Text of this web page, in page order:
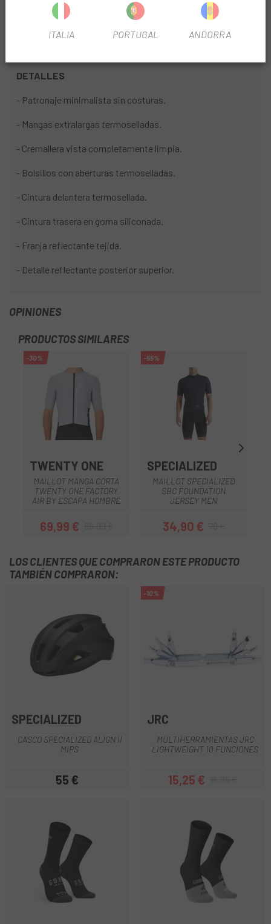
prestaciones necesarias para superar tus propios límites.
Perfecta para quienes buscan combinar alto rendimiento,
DETALLES
- Patronaje minimalista sin costuras.
- Mangas extralargas termoselladas.
- Cremallera vista completamente limpia.
- Bolsillos con aberturas termoselladas.
- Cintura delantera termosellada.
- Cintura trasera en goma siliconada.
- Franja reflectante tejida.
- Detalle reflectante posterior superior.
OPINIONES
PRODUCTOS SIMILARES
-30%
TWENTY ONE
MAILLOT MANGA CORTA
TWENTY ONE FACTORY
AIR BY ESCAPA HOMBRE
Precio
69,99 €Precio regular
-55%
SPECIALIZED
MAILLOT SPECIALIZED
SBC FOUNDATION
JERSEY MEN
Precio
34,90 €Precio regular
LOS CLIENTES QUE COMPRARON ESTE PRODUCTO
TAMBIÉN COMPRARON:
SPECIALIZED
CASCO SPECIALIZED ALIGN II
MIPS
Precio
55 €
-10%
JRC
MULTIHERRAMIENTAS JRC
LIGHTWEIGHT 10 FUNCIONES
Precio
15,25 €Precio regular
ITALIA PORTUGAL ANDORRA